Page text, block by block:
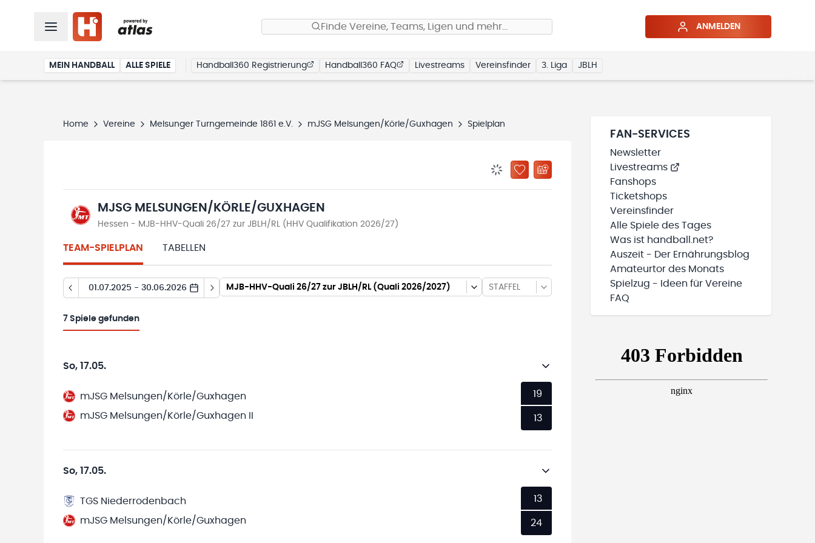
Finde Vereine, Teams, Ligen und mehr… ANMELDEN
MEIN HANDBALL ALLE SPIELE Handball360 Registrierung Handball360 FAQ Livestreams Vereinsfinder 3. Liga JBLH
Home Vereine Melsunger Turngemeinde 1861 e.V. mJSG Melsungen/Körle/Guxhagen Spielplan
BENACHRICHTIGUNGSSTATUS WIRD GELADEN
ZU „MEINE TEAMS“ HINZUFÜGEN
MJSG MELSUNGEN/KÖRLE/GUXHAGEN
Hessen - MJB-HHV-Quali 26/27 zur JBLH/RL (HHV Qualifikation 2026/27)
TEAM-SPIELPLAN TABELLEN
01.07.2025 - 30.06.2026 MJB-HHV-Quali 26/27 zur JBLH/RL (Quali 2026/2027) STAFFEL
7 Spiele gefunden
So, 17.05.
mJSG Melsungen/Körle/Guxhagen
mJSG Melsungen/Körle/Guxhagen II
19
13
So, 17.05.
TGS Niederrodenbach
mJSG Melsungen/Körle/Guxhagen
13
24
FAN-SERVICES
Newsletter
Livestreams
Fanshops
Ticketshops
Vereinsfinder
Alle Spiele des Tages
Was ist handball.net?
Auszeit - Der Ernährungsblog
Amateurtor des Monats
Spielzug - Ideen für Vereine
FAQ